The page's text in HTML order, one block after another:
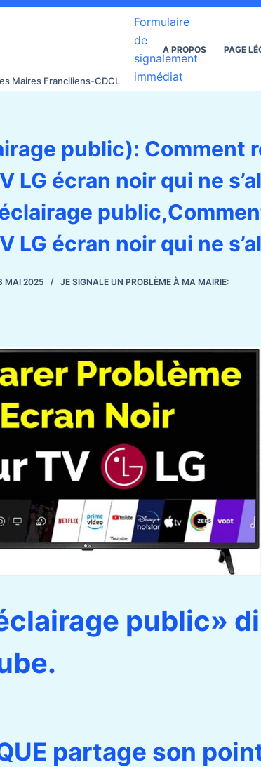
Maires Franciliens-CDCL
Formulaire
de
signalement
immédiat
A PROPOS PAGE
public): Comment
LG écran noir qui ne
LG écran noir qui ne
MAI 2025 JE SIGNALE UN PROBLÈME À MA MAIRIE:
public»
partage son